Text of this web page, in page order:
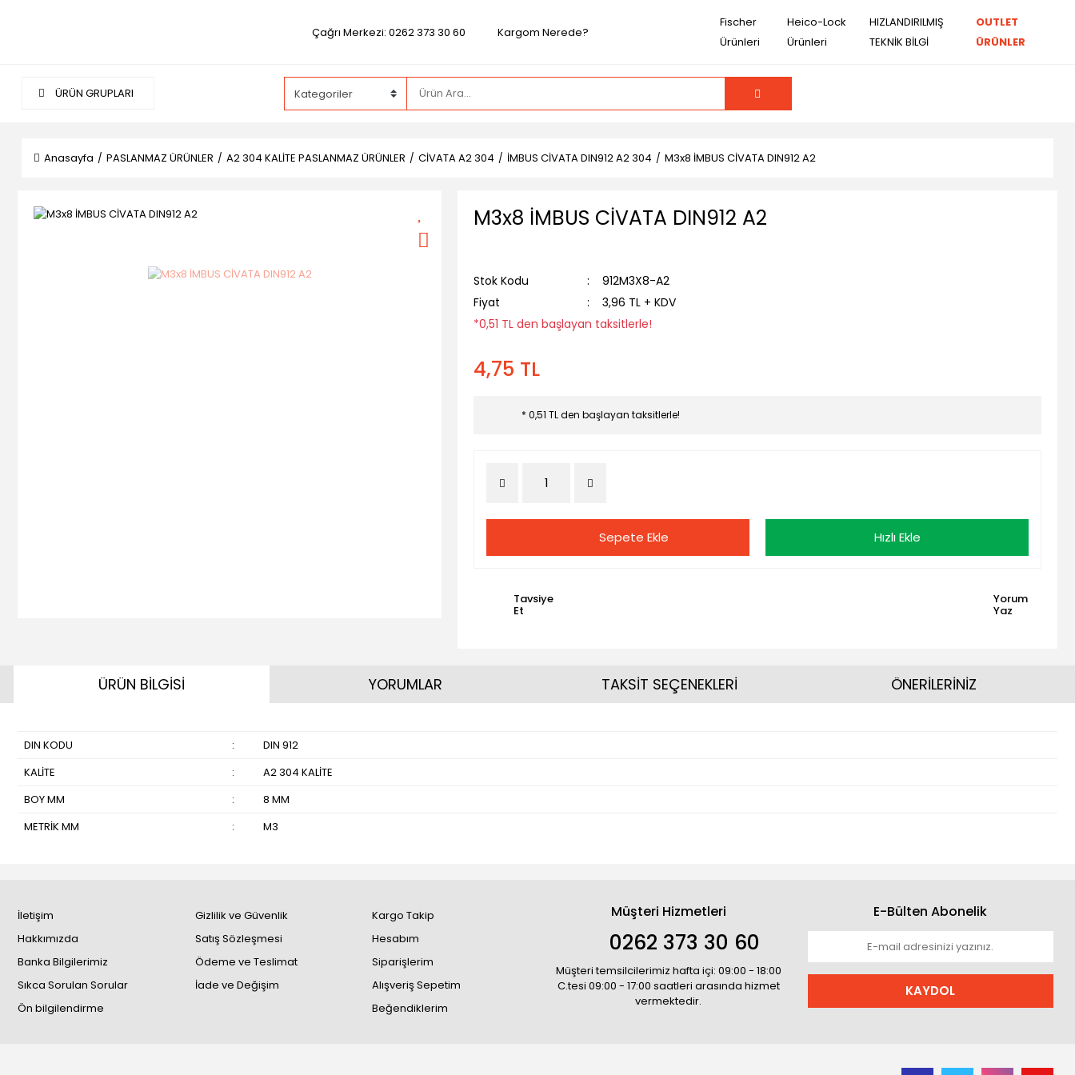
Çağrı Merkezi: 0262 373 30 60 Kargom Nerede?
Fischer
Ürünleri
Heico-Lock
Ürünleri
HIZLANDIRILMIŞ
TEKNİK BİLGİ
OUTLET
ÜRÜNLER
ÜRÜN GRUPLARI
Anasayfa PASLANMAZ ÜRÜNLER A2 304 KALİTE PASLANMAZ ÜRÜNLER CİVATA A2 304 İMBUS CİVATA DIN912 A2 304 M3x8 İMBUS CİVATA DIN912 A2
M3x8 İMBUS CİVATA DIN912 A2
Stok Kodu
912M3X8-A2
Fiyat
3,96 TL + KDV
*0,51 TL den başlayan taksitlerle!
4,75 TL
* 0,51 TL den başlayan taksitlerle!
Sepete Ekle Hızlı Ekle
Tavsiye
Et
Yorum
Yaz
ÜRÜN BİLGİSİ
DIN KODU :
DIN 912
KALİTE
:
A2 304 KALİTE
BOY MM
:
8 MM
METRİK MM
: M3
YORUMLAR TAKSİT SEÇENEKLERİ ÖNERİLERİNİZ
İletişim
Hakkımızda
Banka Bilgilerimiz
Sıkca Sorulan Sorular
Ön bilgilendirme
Gizlilik ve Güvenlik
Satış Sözleşmesi
Ödeme ve Teslimat
İade ve Değişim
Kargo Takip
Hesabım
Siparişlerim
Alışveriş Sepetim
Beğendiklerim
Müşteri Hizmetleri
0262 373 30 60
Müşteri temsilcilerimiz hafta içi: 09:00 - 18:00
C.tesi 09:00 - 17:00 saatleri arasında hizmet
vermektedir.
E-Bülten Abonelik
KAYDOL